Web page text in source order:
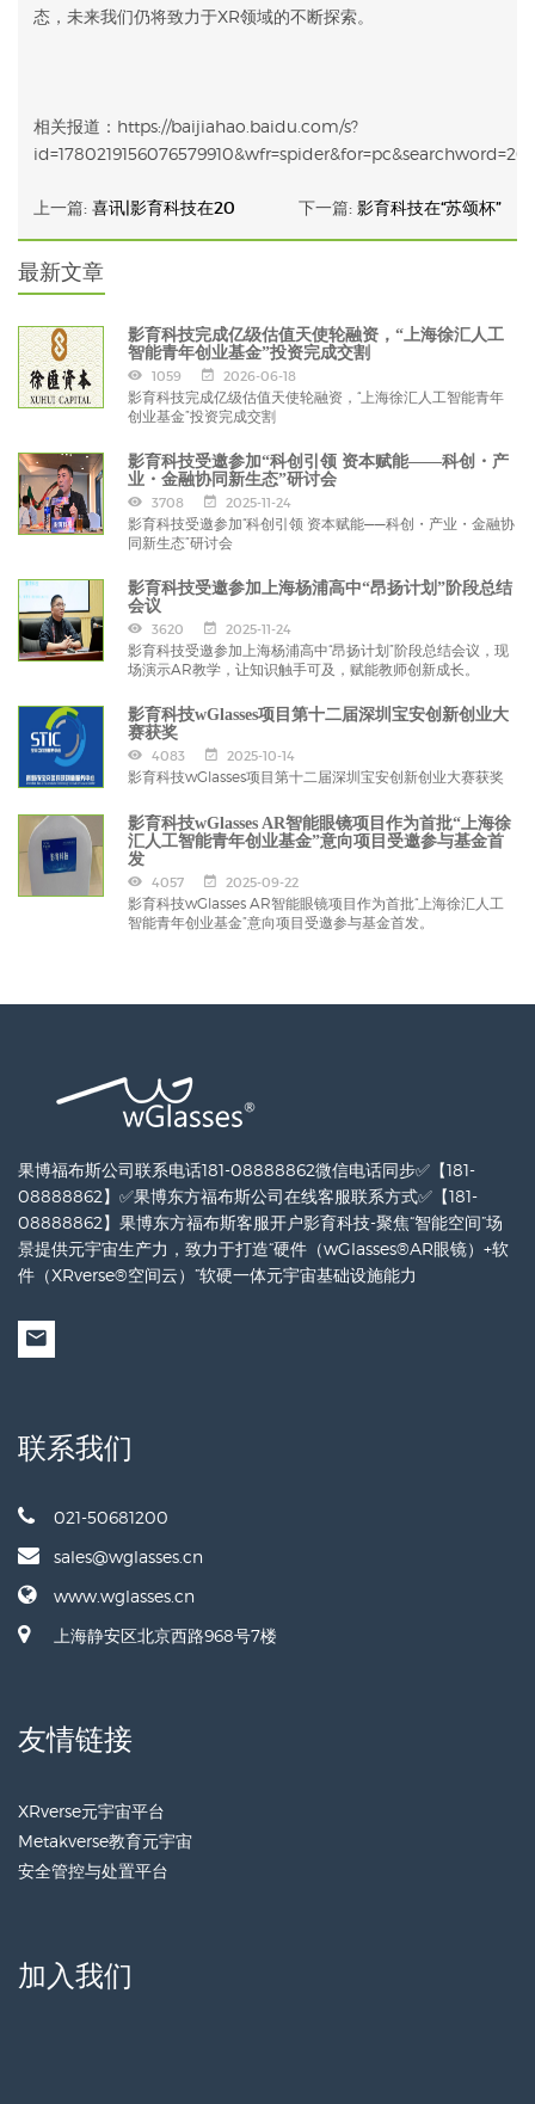
态，未来我们仍将致力于XR领域的不断探索。
相关报道：https://baijiahao.baidu.com/s?
上一篇: 喜讯|影育科技在20 下一篇: 影育科技在“苏颂杯”
最新文章
影育科技完成亿级估值天使轮融资，“上海徐汇人工
智能青年创业基金”投资完成交割
1059 2026-06-18
影育科技完成亿级估值天使轮融资，“上海徐汇人工智能青年
创业基金”投资完成交割
影育科技受邀参加“科创引领 资本赋能——科创・产
业・金融协同新生态”研讨会
3708 2025-11-24
影育科技受邀参加“科创引领 资本赋能——科创・产业・金融协
同新生态”研讨会
影育科技受邀参加上海杨浦高中“昂扬计划”阶段总结
会议
3620 2025-11-24
影育科技受邀参加上海杨浦高中“昂扬计划”阶段总结会议，现
场演示AR教学，让知识触手可及，赋能教师创新成长。
影育科技wGlasses项目第十二届深圳宝安创新创业大
赛获奖
4083 2025-10-14
影育科技wGlasses项目第十二届深圳宝安创新创业大赛获奖
影育科技wGlasses AR智能眼镜项目作为首批“上海徐
汇人工智能青年创业基金”意向项目受邀参与基金首
发
4057 2025-09-22
影育科技wGlasses AR智能眼镜项目作为首批“上海徐汇人工
智能青年创业基金”意向项目受邀参与基金首发。
果博福布斯公司联系电话181-08888862微信电话同步✅【181-
08888862】✅果博东方福布斯公司在线客服联系方式✅【181-
08888862】果博东方福布斯客服开户影育科技-聚焦“智能空间”场
景提供元宇宙生产力，致力于打造“硬件（wGlasses®AR眼镜）+软
件（XRverse®空间云）”软硬一体元宇宙基础设施能力
联系我们
021-50681200
sales@wglasses.cn
www.wglasses.cn
上海静安区北京西路968号7楼
友情链接
XRverse元宇宙平台
Metakverse教育元宇宙
安全管控与处置平台
加入我们